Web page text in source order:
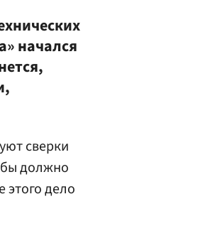
начался
сверки
должно
этого дело